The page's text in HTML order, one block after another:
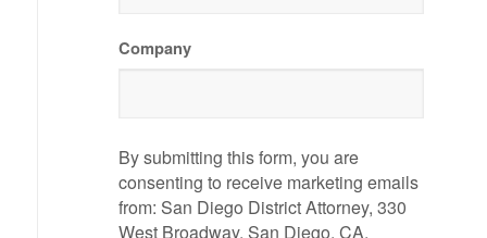
Company
By submitting this form, you are
consenting to receive marketing emails
from: San Diego District Attorney, 330
West Broadway, San Diego, CA,